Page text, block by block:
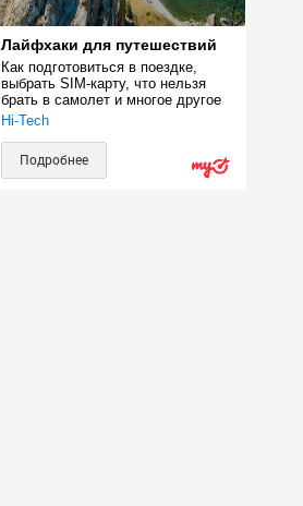
Лайфхаки для путешествий
Как подготовиться в поездке,
выбрать SIM-карту, что нельзя
брать в самолет и многое другое
Hi-Tech
Подробнее